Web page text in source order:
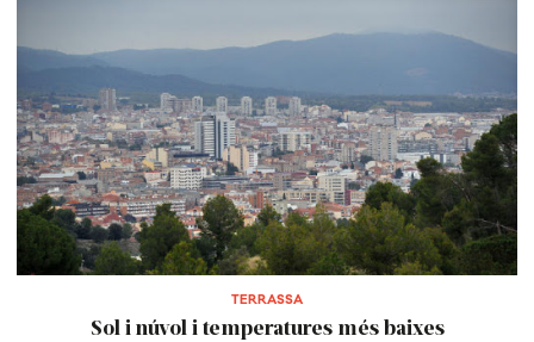
TERRASSA
Sol i núvol i temperatures més baixes